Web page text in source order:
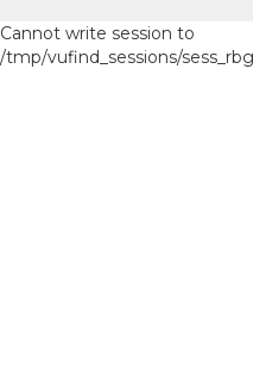
Cannot write session to
/tmp/vufind_sessions/